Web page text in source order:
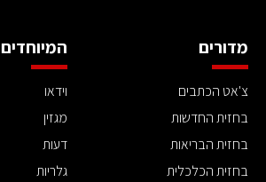
מדורים
צ'אט הכתבים
בחזית החדשות
בחזית הבריאות
בחזית הכלכלית
המיוחדים
וידאו
מגזין
דעות
גלריות